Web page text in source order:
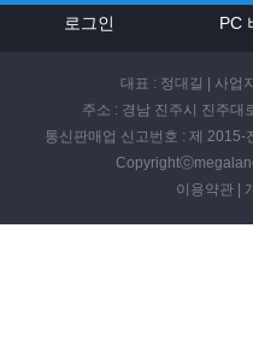
로그인 PC
대표 : 정대길 | 사업
주소 : 경남 진주시 진주대
통신판매업 신고번호 : 제
이용약관 |